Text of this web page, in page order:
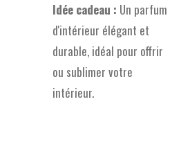
Idée cadeau : Un parfum
d'intérieur élégant et
durable, idéal pour offrir
ou sublimer votre
intérieur.